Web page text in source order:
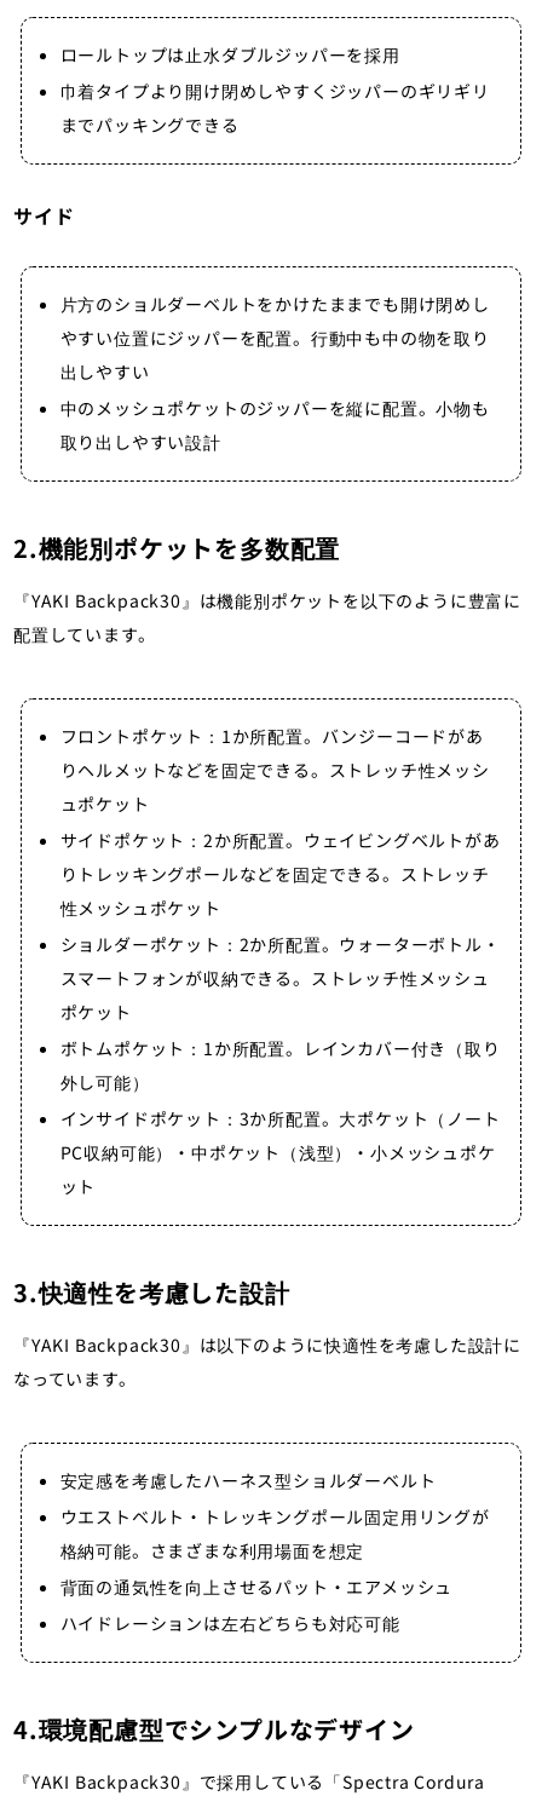
ロールトップは止水ダブルジッパーを採用
巾着タイプより開け閉めしやすくジッパーのギリギリ
までパッキングできる
サイド
片方のショルダーベルトをかけたままでも開け閉めし
やすい位置にジッパーを配置。行動中も中の物を取り
出しやすい
中のメッシュポケットのジッパーを縦に配置。小物も
取り出しやすい設計
2.機能別ポケットを多数配置
『YAKI Backpack30』は機能別ポケットを以下のように豊富に
配置しています。
フロントポケット：1か所配置。バンジーコードがあ
りヘルメットなどを固定できる。ストレッチ性メッシ
ュポケット
サイドポケット：2か所配置。ウェイビングベルトがあ
りトレッキングポールなどを固定できる。ストレッチ
性メッシュポケット
ショルダーポケット：2か所配置。ウォーターボトル・
スマートフォンが収納できる。ストレッチ性メッシュ
ポケット
ボトムポケット：1か所配置。レインカバー付き（取り
外し可能）
インサイドポケット：3か所配置。大ポケット（ノート
PC収納可能）・中ポケット（浅型）・小メッシュポケ
ット
3.快適性を考慮した設計
『YAKI Backpack30』は以下のように快適性を考慮した設計に
なっています。
安定感を考慮したハーネス型ショルダーベルト
ウエストベルト・トレッキングポール固定用リングが
格納可能。さまざまな利用場面を想定
背面の通気性を向上させるパット・エアメッシュ
ハイドレーションは左右どちらも対応可能
4.環境配慮型でシンプルなデザイン
『YAKI Backpack30』で採用している「Spectra Cordura